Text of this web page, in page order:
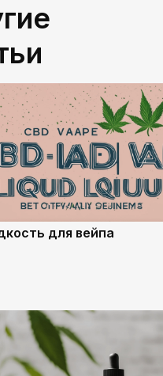
для вейпа